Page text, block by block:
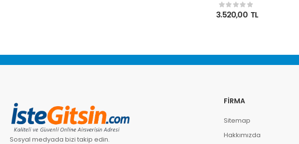
Barkod Okuyucu
3.520,00 TL
Sosyal medyada bizi takip edin.
FIRMA
Sitemap
Hakkımızda